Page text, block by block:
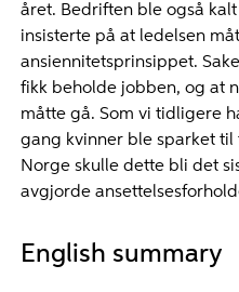
året. Bedriften ble også
insisterte på at ledelsen
ansiennitetsprinsippet.
fikk beholde jobben, og at
måtte gå. Som vi tidligere
gang kvinner ble sparket til
Norge skulle dette bli det
avgjorde
English summary